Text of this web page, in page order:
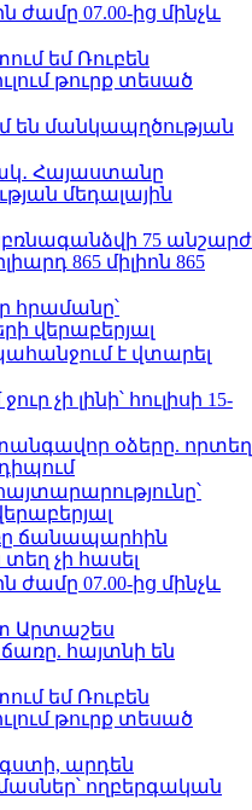
ժամը 07.00-ից մինչև
եմ Ռուբեն
թուրք տեսած
են մանկապղծության
Հայաստանը
մեդալային
75 անշարժ
865 միլիոն 865
հրամանը՝
վերաբերյալ
է վտարել
չի լինի՝ հուլիսի 15-
օձերը. որտեղ
ճանապարհին
չի հասել
ժամը 07.00-ից մինչև
Արտաշես
հայտնի են
եմ Ռուբեն
թուրք տեսած
արդեն
ողբերգական